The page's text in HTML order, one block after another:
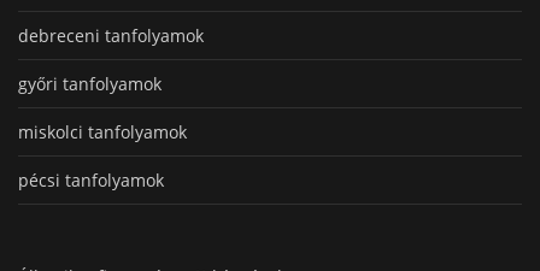
debreceni tanfolyamok
győri tanfolyamok
miskolci tanfolyamok
pécsi tanfolyamok